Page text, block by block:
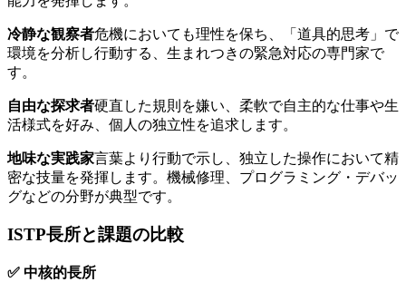
冷静な観察者危機においても理性を保ち、「道具的思考」で
環境を分析し行動する、生まれつきの緊急対応の専門家で
す。
自由な探求者硬直した規則を嫌い、柔軟で自主的な仕事や生
活様式を好み、個人の独立性を追求します。
地味な実践家言葉より行動で示し、独立した操作において精
密な技量を発揮します。機械修理、プログラミング・デバッ
グなどの分野が典型です。
ISTP長所と課題の比較
✅ 中核的長所